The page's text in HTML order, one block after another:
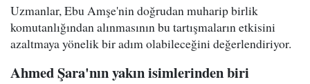
Uzmanlar, Ebu Amşe'nin doğrudan muharip birlik
komutanlığından alınmasının bu tartışmaların etkisini
azaltmaya yönelik bir adım olabileceğini değerlendiriyor.
Ahmed Şara'nın yakın isimlerinden biri